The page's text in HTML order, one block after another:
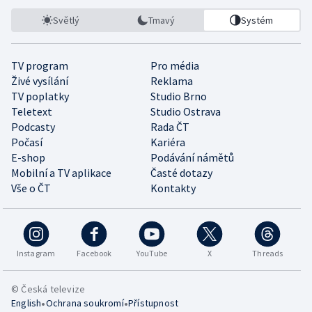
Světlý Tmavý Systém
TV program
Pro média
Živé vysílání
Reklama
TV poplatky
Studio Brno
Teletext
Studio Ostrava
Podcasty
Rada ČT
Počasí
Kariéra
E-shop
Podávání námětů
Mobilní a TV aplikace
Časté dotazy
Vše o ČT
Kontakty
Instagram Facebook YouTube X Threads
© Česká televize
English•Ochrana soukromí•Přístupnost